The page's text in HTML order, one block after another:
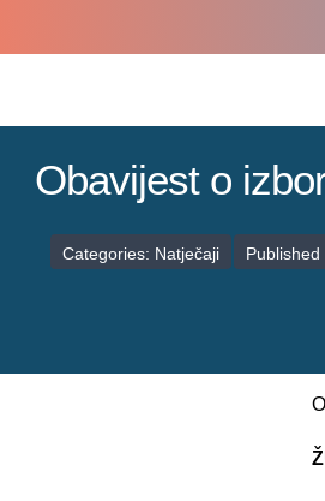
Obavijest o
Categories: Natječaji